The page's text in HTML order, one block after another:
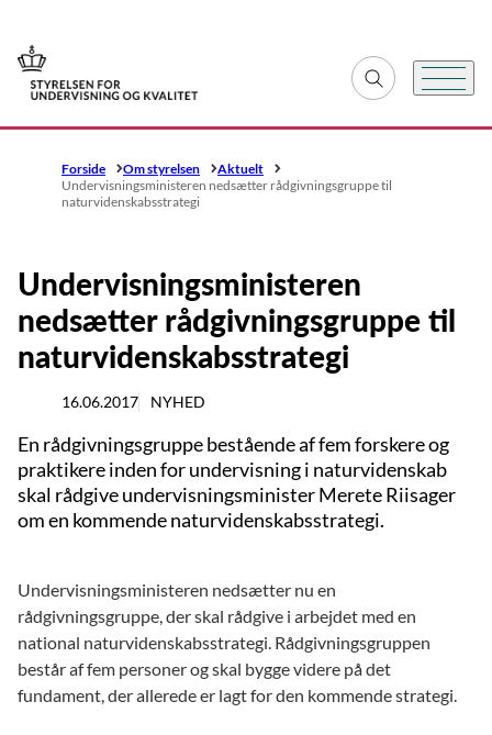
Gå til forsiden Fold søgefelt ud
Menu
Forside Om styrelsen
Aktuelt
Undervisningsministeren nedsætter rådgivningsgruppe til
naturvidenskabsstrategi
Undervisningsministeren
nedsætter rådgivningsgruppe til
naturvidenskabsstrategi
16.06.2017 NYHED
En rådgivningsgruppe bestående af fem forskere og
praktikere inden for undervisning i naturvidenskab
skal rådgive undervisningsminister Merete Riisager
om en kommende naturvidenskabsstrategi.
Undervisningsministeren nedsætter nu en
rådgivningsgruppe, der skal rådgive i arbejdet med en
national naturvidenskabsstrategi. Rådgivningsgruppen
består af fem personer og skal bygge videre på det
fundament, der allerede er lagt for den kommende strategi.